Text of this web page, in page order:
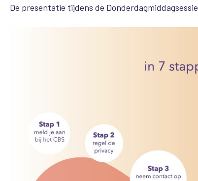
De presentatie tijdens de Donderdagmiddagsessie